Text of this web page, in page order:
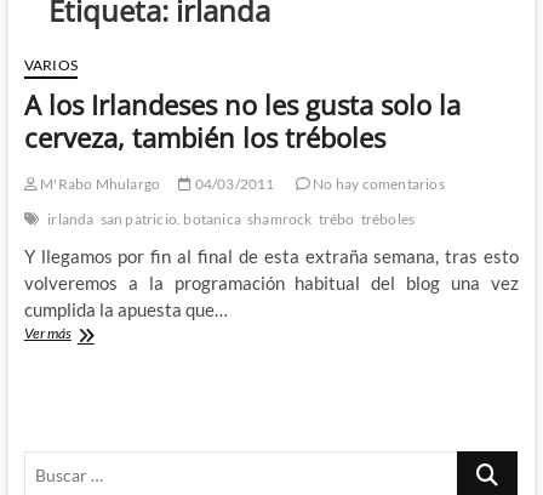
Etiqueta: irlanda
VARIOS
A los Irlandeses no les gusta solo la
cerveza, también los tréboles
M'Rabo Mhulargo 04/03/2011
No hay comentarios
irlanda san patricio. botanica shamrock trébo tréboles
Y llegamos por fin al final de esta extraña semana, tras esto
volveremos a la programación habitual del blog una vez
cumplida la apuesta que…
Ver másA
la
Buscar